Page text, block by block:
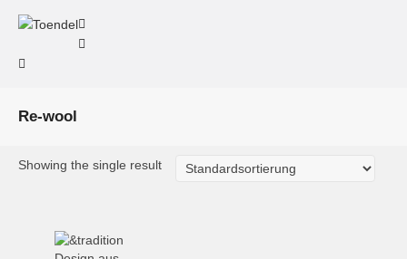
Re-wool
Showing the single result